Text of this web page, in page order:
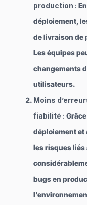
production :
déploiement,
de livraison de
Les équipes
changements
utilisateurs.
Moins
fiabilité :
déploiement et
les risques liés
bugs en